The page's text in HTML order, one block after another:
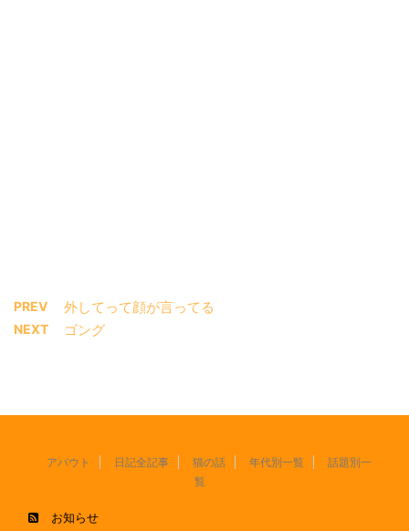
PREV 外してって顔が言ってる
NEXT ゴング
アバウト 日記全記事 猫の話 年代別一覧
話題別一
覧
お知らせ